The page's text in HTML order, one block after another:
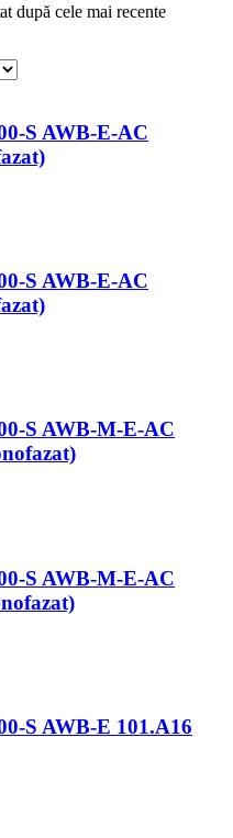
după cele mai recente
S AWB-E-AC
S AWB-E-AC
S AWB-M-E-AC
S AWB-M-E-AC
S AWB-E 101.A16